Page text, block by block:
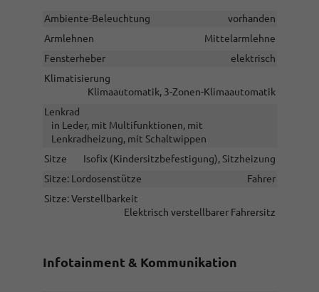
Ambiente-Beleuchtung
vorhanden
Armlehnen
Mittelarmlehne
Fensterheber
elektrisch
Klimatisierung
Klimaautomatik, 3-Zonen-Klimaautomatik
Lenkrad
in Leder, mit Multifunktionen, mit
Lenkradheizung, mit Schaltwippen
Sitze
Isofix (Kindersitzbefestigung), Sitzheizung
Sitze: Lordosenstütze
Fahrer
Sitze: Verstellbarkeit
Elektrisch verstellbarer Fahrersitz
Infotainment & Kommunikation